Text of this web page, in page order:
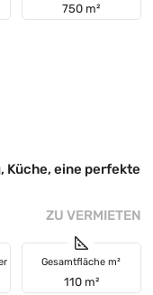
750 m²
Küche, eine perfekte
ZU VERMIETEN
Gesamtfläche m²
110 m²